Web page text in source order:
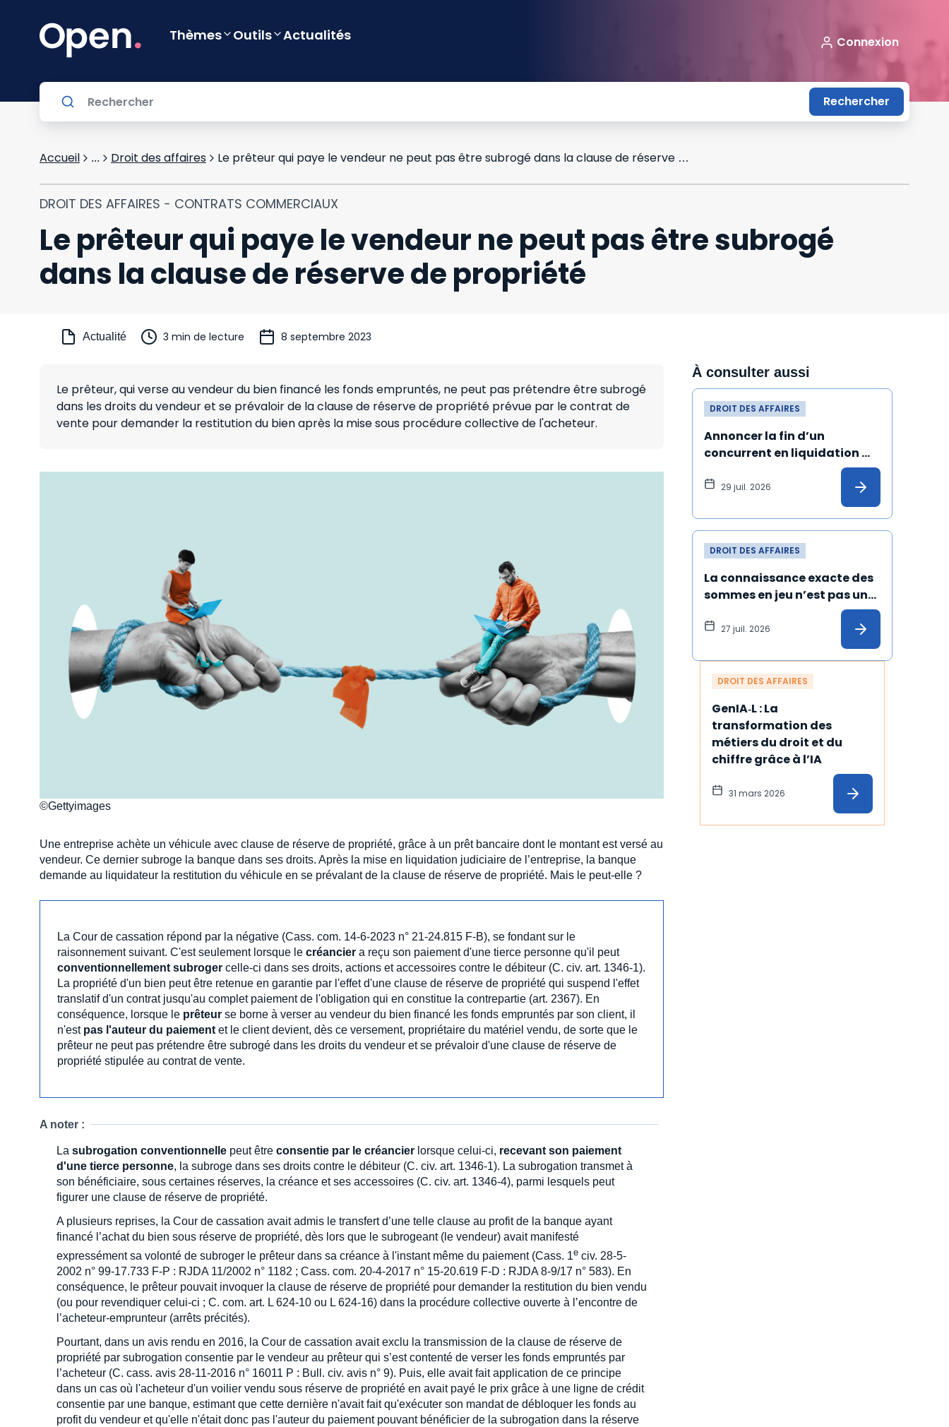
Thèmes Outils Actualités Connexion
Rechercher
Accueil ... Droit des affaires Le prêteur qui paye le vendeur ne peut pas être subrogé dans la clause de réserve de propriété
DROIT DES AFFAIRES - CONTRATS COMMERCIAUX
Le prêteur qui paye le vendeur ne peut pas être subrogé
dans la clause de réserve de propriété
Actualité 3 min de lecture 8 septembre 2023
Le prêteur, qui verse au vendeur du bien financé les fonds empruntés, ne peut pas prétendre être subrogé
dans les droits du vendeur et se prévaloir de la clause de réserve de propriété prévue par le contrat de
vente pour demander la restitution du bien après la mise sous procédure collective de l'acheteur.
©Gettyimages
Une entreprise achète un véhicule avec clause de réserve de propriété, grâce à un prêt bancaire dont le montant est versé au
vendeur. Ce dernier subroge la banque dans ses droits. Après la mise en liquidation judiciaire de l’entreprise, la banque
demande au liquidateur la restitution du véhicule en se prévalant de la clause de réserve de propriété. Mais le peut-elle ?
La Cour de cassation répond par la négative (Cass. com. 14-6-2023 n° 21-24.815 F-B), se fondant sur le
raisonnement suivant. C'est seulement lorsque le créancier a reçu son paiement d'une tierce personne qu'il peut
conventionnellement subroger celle-ci dans ses droits, actions et accessoires contre le débiteur (C. civ. art. 1346-1).
La propriété d'un bien peut être retenue en garantie par l'effet d'une clause de réserve de propriété qui suspend l'effet
translatif d'un contrat jusqu'au complet paiement de l'obligation qui en constitue la contrepartie (art. 2367). En
conséquence, lorsque le prêteur se borne à verser au vendeur du bien financé les fonds empruntés par son client, il
n'est pas l'auteur du paiement et le client devient, dès ce versement, propriétaire du matériel vendu, de sorte que le
prêteur ne peut pas prétendre être subrogé dans les droits du vendeur et se prévaloir d'une clause de réserve de
propriété stipulée au contrat de vente.
A noter :
La subrogation conventionnelle peut être consentie par le créancier lorsque celui-ci, recevant son paiement
d'une tierce personne, la subroge dans ses droits contre le débiteur (C. civ. art. 1346-1). La subrogation transmet à
son bénéficiaire, sous certaines réserves, la créance et ses accessoires (C. civ. art. 1346-4), parmi lesquels peut
figurer une clause de réserve de propriété.
A plusieurs reprises, la Cour de cassation avait admis le transfert d’une telle clause au profit de la banque ayant
financé l’achat du bien sous réserve de propriété, dès lors que le subrogeant (le vendeur) avait manifesté
expressément sa volonté de subroger le prêteur dans sa créance à l'instant même du paiement (Cass. 1e civ. 28-5-
2002 n° 99-17.733 F-P : RJDA 11/2002 n° 1182 ; Cass. com. 20-4-2017 n° 15-20.619 F-D : RJDA 8-9/17 n° 583). En
conséquence, le prêteur pouvait invoquer la clause de réserve de propriété pour demander la restitution du bien vendu
(ou pour revendiquer celui-ci ; C. com. art. L 624-10 ou L 624-16) dans la procédure collective ouverte à l’encontre de
l’acheteur-emprunteur (arrêts précités).
Pourtant, dans un avis rendu en 2016, la Cour de cassation avait exclu la transmission de la clause de réserve de
propriété par subrogation consentie par le vendeur au prêteur qui s’est contenté de verser les fonds empruntés par
l’acheteur (C. cass. avis 28-11-2016 n° 16011 P : Bull. civ. avis n° 9). Puis, elle avait fait application de ce principe
dans un cas où l'acheteur d'un voilier vendu sous réserve de propriété en avait payé le prix grâce à une ligne de crédit
consentie par une banque, estimant que cette dernière n'avait fait qu'exécuter son mandat de débloquer les fonds au
profit du vendeur et qu'elle n'était donc pas l'auteur du paiement pouvant bénéficier de la subrogation dans la réserve
À consulter aussi
DROIT DES AFFAIRES
Annoncer la fin d’un
concurrent en liquidation
judiciaire et de ses produits
peut constituer un dol
29 juil. 2026
DROIT DES AFFAIRES
La connaissance exacte des
sommes en jeu n’est pas une
condition de validité de la
transaction
27 juil. 2026
DROIT DES AFFAIRES
GenIA‑L : La
transformation des
métiers du droit et du
chiffre grâce à l’IA
31 mars 2026